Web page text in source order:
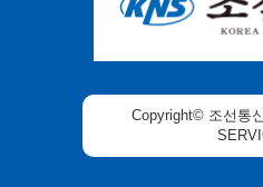
Copyright© 조선통